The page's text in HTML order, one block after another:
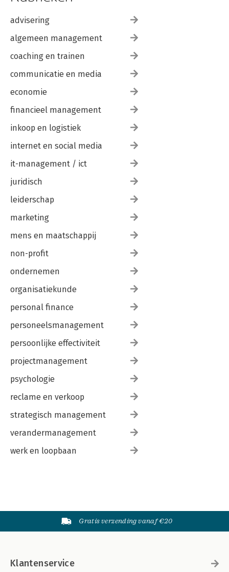
B. Marleen Hermans (TU Delft)
C. Arno van Dongen (Belastingdienst)
D. Nizanne Kruithof (Ministerie OCW)
E. Pieter van Noord (Koninklijke Marine)
F. Milla van Kempen (AWVN)
G. Michiel Koster (Gemeente Alkmaar)
I. Jan Melsen (Belastingdienst)
Nawoord
Dankwoord
Begrippen
Over de auteurs
advisering
algemeen management
coaching en trainen
communicatie en media
economie
financieel management
inkoop en logistiek
internet en social media
it-management / ict
juridisch
leiderschap
marketing
mens en maatschappij
non-profit
ondernemen
organisatiekunde
personal finance
personeelsmanagement
persoonlijke effectiviteit
projectmanagement
psychologie
reclame en verkoop
strategisch management
verandermanagement
werk en loopbaan
Gratis verzending vanaf €20
Klantenservice